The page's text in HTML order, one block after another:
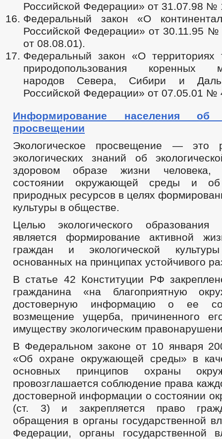
Российской Федерации» от 31.07.98 №
Федеральный закон «О
Российской Федерации» от 30.11.95
от 08.08.01).
Федеральный закон «О территориях
природопользования коренных
народов Севера, Сибири и
Российской Федерации» от 07.05.01 №
Информирование населения об
просвещении
Экологическое просвещение — это
экологических знаний об
здоровом образе жизни
состоянии окружающей среды и об
природных ресурсов в целях
культуры в обществе.
Целью экологического
является формирование активной
граждан и экологической
основанных на принципах устойчивого
В статье 42 Конституции РФ
гражданина «на благоприятную
достоверную информацию о ее
возмещение ущерба, причиненного
имуществу экологическим
В Федеральном законе от 10 января
«Об охране окружающей среды» в
основных принципов охраны
провозглашается соблюдение права
достоверной информации о состоянии
(ст. 3) и закрепляется право
обращения в органы государственной
Федерации, органы государственной